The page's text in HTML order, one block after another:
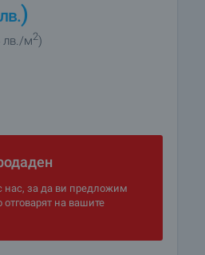
лв.)
лв./м2)
нас, за да ви предложим
отговарят на вашите